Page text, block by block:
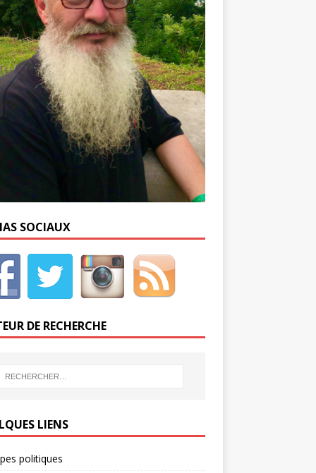
SOCIAUX
DE RECHERCHE
LIENS
politiques